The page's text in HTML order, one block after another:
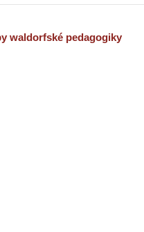
waldorfské pedagogiky